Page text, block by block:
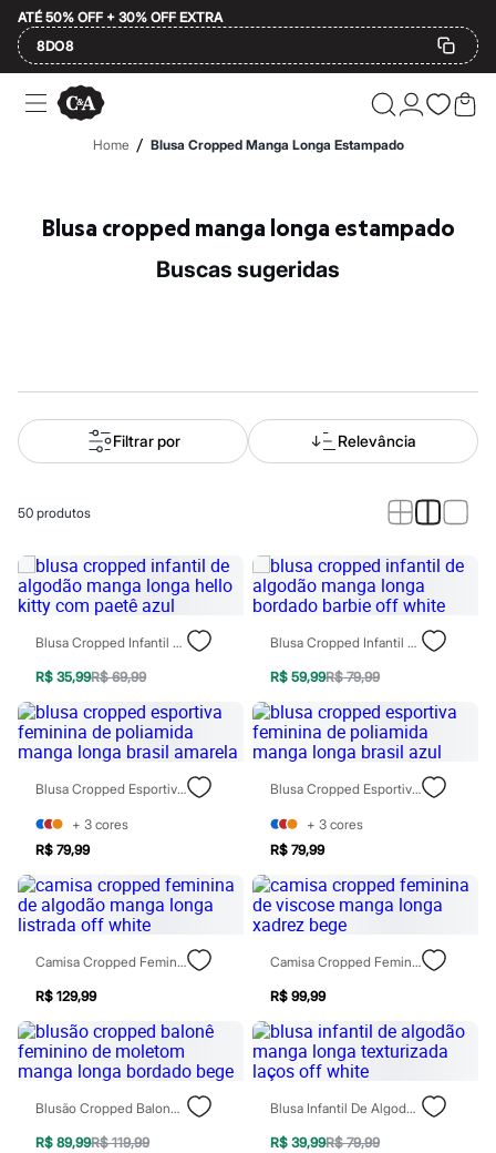
ATÉ 50% OFF + 30% OFF EXTRA
8DO8
Ofertas
Compre por Departamento
Plus Size
2 calçados por R$189
2 peças por R$199
3 lingeries por R$99
Feminino
Em alta
Inverno
Alfaiataria
Blusas e Camisetas
Calças
Casacos e Jaquetas
Jeans
Macacões
Saias
Vestidos
Acessórios
Bolsas
Bonés e Chapéus
Bijoux
Cintos
Óculos
Relógios
Calçados
Botas
Chinelos
Rasteirinhas
Sandálias
Sapatilhas
Tênis
City
Clock House
Mindset
Sawary
Yessica
Moda esportiva
Acessórios
Blusas
Home / Blusa Cropped Manga Longa Estampado
Blusa cropped manga longa estampado
buscas sugeridas
Filtrar por Relevância
50 produtos
Blusa Cropped Infantil De Algodão Manga Longa Hello Kitty Com Paetê Azul
R$ 35,99R$ 69,99
Blusa Cropped Infantil De Algodão Manga Longa Bordado Barbie Off White
R$ 59,99R$ 79,99
Blusa Cropped Esportiva Feminina De Poliamida Manga Longa Brasil Amarela
+ 3 cores
R$ 79,99
Blusa Cropped Esportiva Feminina De Poliamida Manga Longa Brasil Azul
+ 3 cores
R$ 79,99
Camisa Cropped Feminina De Algodão Manga Longa Listrada Off White
R$ 129,99
Camisa Cropped Feminina De Viscose Manga Longa Xadrez Bege
R$ 99,99
Blusão Cropped Balonê Feminino De Moletom Manga Longa Bordado Bege
R$ 89,99R$ 119,99
Blusa Infantil De Algodão Manga Longa Texturizada Laços Off White
R$ 39,99R$ 79,99